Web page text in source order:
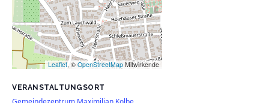
VERANSTALTUNGSORT
Leaflet, © OpenStreetMap Mitwirkende